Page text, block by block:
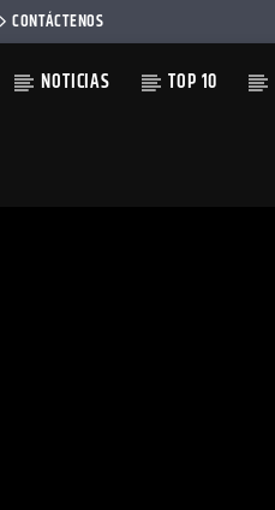
CONTÁCTENOS
NOTICIAS TOP 10